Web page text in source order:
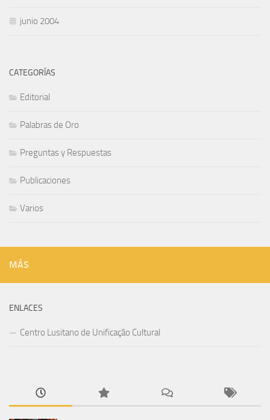
junio 2004
CATEGORÍAS
Editorial
Palabras de Oro
Preguntas y Respuestas
Publicaciones
Varios
MÁS
ENLACES
Centro Lusitano de Unificação Cultural